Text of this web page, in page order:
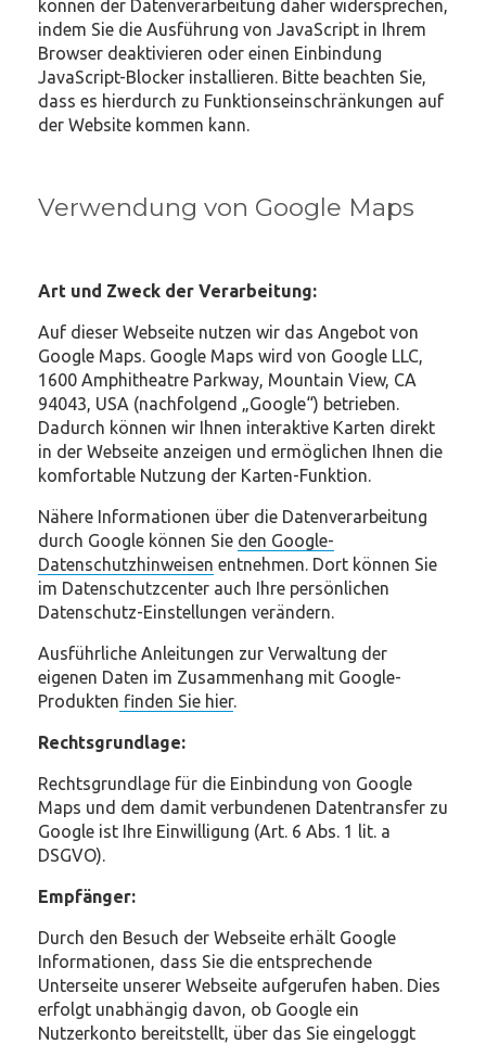
können der Datenverarbeitung daher widersprechen,
indem Sie die Ausführung von JavaScript in Ihrem
Browser deaktivieren oder einen Einbindung
JavaScript-Blocker installieren. Bitte beachten Sie,
dass es hierdurch zu Funktionseinschränkungen auf
der Website kommen kann.
Verwendung von Google Maps
Art und Zweck der Verarbeitung:
Auf dieser Webseite nutzen wir das Angebot von
Google Maps. Google Maps wird von Google LLC,
1600 Amphitheatre Parkway, Mountain View, CA
94043, USA (nachfolgend „Google“) betrieben.
Dadurch können wir Ihnen interaktive Karten direkt
in der Webseite anzeigen und ermöglichen Ihnen die
komfortable Nutzung der Karten-Funktion.
Nähere Informationen über die Datenverarbeitung
durch Google können Sie den Google-
Datenschutzhinweisen entnehmen. Dort können Sie
im Datenschutzcenter auch Ihre persönlichen
Datenschutz-Einstellungen verändern.
Ausführliche Anleitungen zur Verwaltung der
eigenen Daten im Zusammenhang mit Google-
Produkten finden Sie hier.
Rechtsgrundlage:
Rechtsgrundlage für die Einbindung von Google
Maps und dem damit verbundenen Datentransfer zu
Google ist Ihre Einwilligung (Art. 6 Abs. 1 lit. a
DSGVO).
Empfänger:
Durch den Besuch der Webseite erhält Google
Informationen, dass Sie die entsprechende
Unterseite unserer Webseite aufgerufen haben. Dies
erfolgt unabhängig davon, ob Google ein
Nutzerkonto bereitstellt, über das Sie eingeloggt